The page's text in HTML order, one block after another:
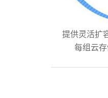
提供灵活扩
每组云